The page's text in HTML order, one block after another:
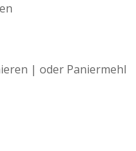
| oder Paniermehl